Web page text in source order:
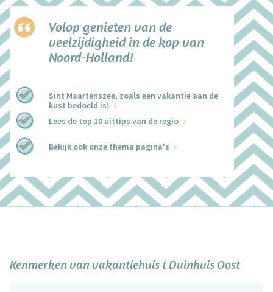
Volop genieten van de
veelzijdigheid in de kop van
Noord-Holland!
Sint Maartenszee, zoals een vakantie aan de
kust bedoeld is!
Lees de top 10 uittips van de regio
Bekijk ook onze thema pagina's
+
−
Kenmerken van vakantiehuis t Duinhuis Oost